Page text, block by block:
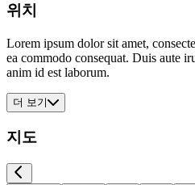
위치
Lorem ipsum dolor sit amet,
ea commodo consequat. Duis aute
anim id est laborum.
더 보기
지도